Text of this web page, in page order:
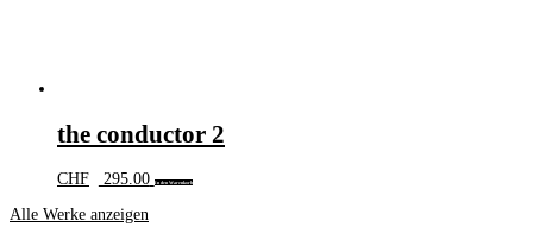
the conductor 2
CHF 295.00 In den Warenkorb
Alle Werke anzeigen